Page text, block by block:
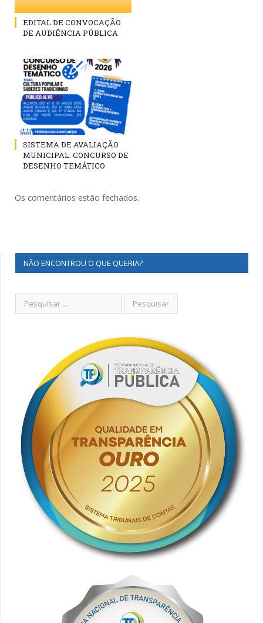
EDITAL DE CONVOCAÇÃO
DE AUDIÊNCIA PÚBLICA
SISTEMA DE AVALIAÇÃO
MUNICIPAL: CONCURSO DE
DESENHO TEMÁTICO
Os comentários estão fechados.
NÃO ENCONTROU O QUE QUERIA?